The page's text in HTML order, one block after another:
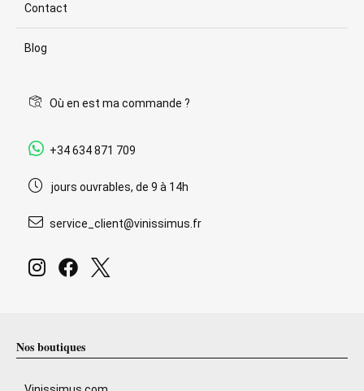
Contact
Blog
Où en est ma commande ?
+34 634 871 709
jours ouvrables, de 9 à 14h
service_client@vinissimus.fr
Nos boutiques